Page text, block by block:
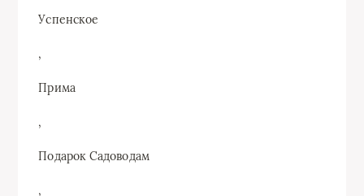
Успенское
,
Прима
,
Подарок Садоводам
,